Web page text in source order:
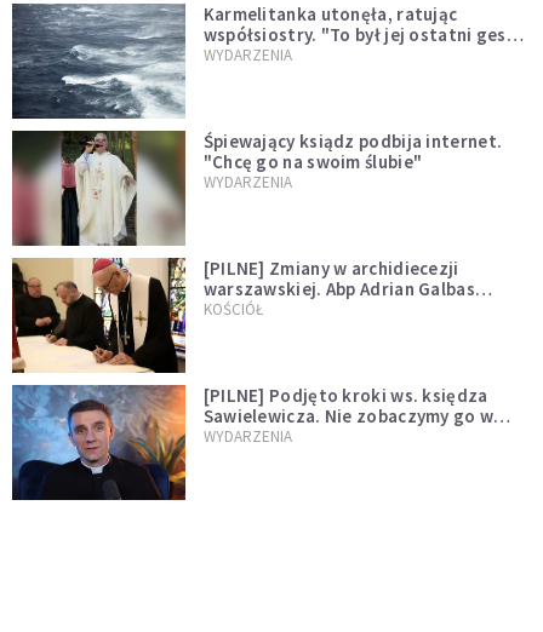
Karmelitanka utonęła, ratując
współsiostry. "To był jej ostatni gest
miłości"
WYDARZENIA
Śpiewający ksiądz podbija internet.
"Chcę go na swoim ślubie"
WYDARZENIA
[PILNE] Zmiany w archidiecezji
warszawskiej. Abp Adrian Galbas
wręczył dekrety nowym proboszczom
KOŚCIÓŁ
[PILNE] Podjęto kroki ws. księdza
Sawielewicza. Nie zobaczymy go w
mediach
WYDARZENIA